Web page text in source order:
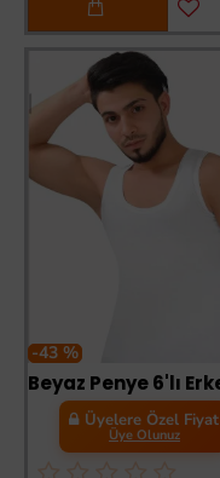
-43 %
Üyelere Özel Fiyat
Üye Olunuz